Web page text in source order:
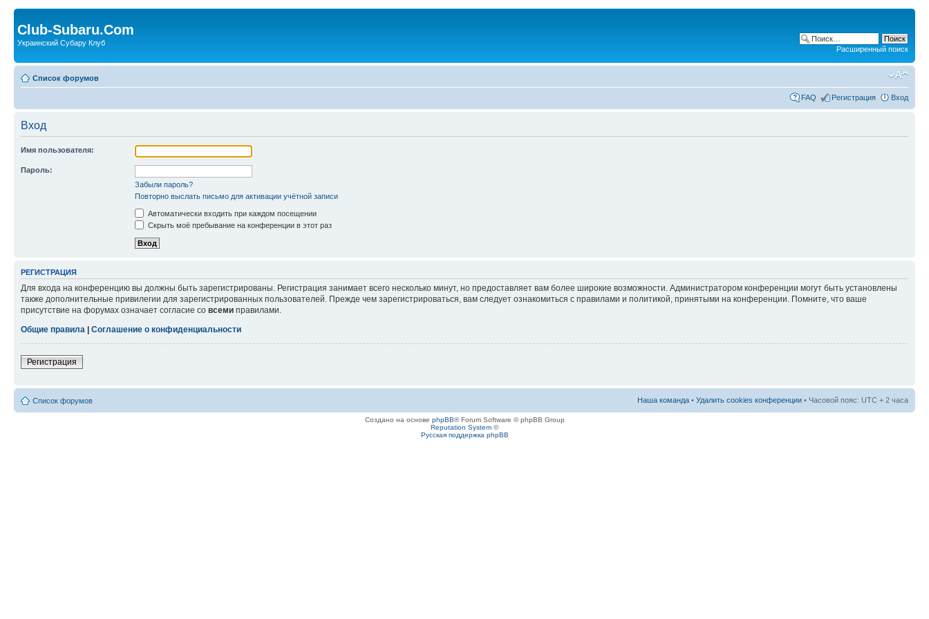
Club-Subaru.Com
Украинский Субару Клуб
Расширенный поиск
Список форумов
FAQ Регистрация Вход
Вход
Имя пользователя:
Пароль:
Забыли пароль?
Повторно выслать письмо для активации учётной записи
Автоматически входить при каждом посещении
Скрыть моё пребывание на конференции в этот раз
РЕГИСТРАЦИЯ
Для входа на конференцию вы должны быть зарегистрированы. Регистрация занимает всего несколько минут, но предоставляет вам более широкие возможности. Администратором конференции могут быть установлены
также дополнительные привилегии для зарегистрированных пользователей. Прежде чем зарегистрироваться, вам следует ознакомиться с правилами и политикой, принятыми на конференции. Помните, что ваше
присутствие на форумах означает согласие со всеми правилами.
Общие правила
Соглашение о конфиденциальности
Регистрация
Список форумов Наша команда • Удалить cookies конференции • Часовой пояс: UTC + 2 часа
Создано на основе phpBB® Forum Software © phpBB Group
Reputation System ©
Русская поддержка phpBB